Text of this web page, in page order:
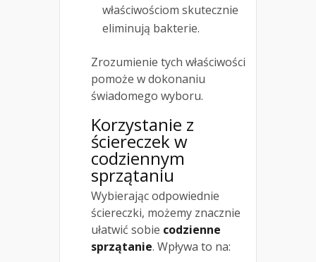
właściwościom skutecznie
eliminują bakterie.
Zrozumienie tych właściwości
pomoże w dokonaniu
świadomego wyboru.
Korzystanie z
ściereczek w
codziennym
sprzątaniu
Wybierając odpowiednie
ściereczki, możemy znacznie
ułatwić sobie codzienne
sprzątanie. Wpływa to na: